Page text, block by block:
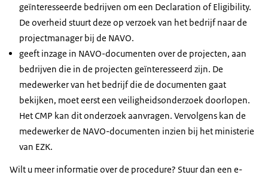
geïnteresseerde bedrijven om een Declaration of Eligibility.
De overheid stuurt deze op verzoek van het bedrijf naar de
projectmanager bij de NAVO.
geeft inzage in NAVO-documenten over de projecten, aan
bedrijven die in de projecten geïnteresseerd zijn. De
medewerker van het bedrijf die de documenten gaat
bekijken, moet eerst een veiligheidsonderzoek doorlopen.
Het CMP kan dit onderzoek aanvragen. Vervolgens kan de
medewerker de NAVO-documenten inzien bij het ministerie
van EZK.
Wilt u meer informatie over de procedure? Stuur dan een e-